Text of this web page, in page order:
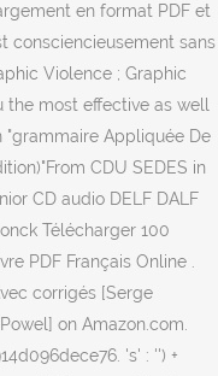
en format PDF et
consciencieusement sans
Violence ; Graphic
most effective as well
Appliquée De
CDU SEDES in
CD audio DELF DALF
Télécharger 100
PDF Français Online .
corrigés [Serge
on Amazon.com.
's' : '') +